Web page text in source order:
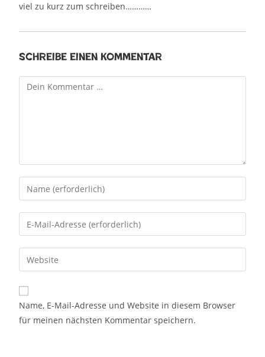
viel zu kurz zum schreiben…………
Schreibe einen Kommentar
Name, E-Mail-Adresse und Website in diesem Browser
für meinen nächsten Kommentar speichern.